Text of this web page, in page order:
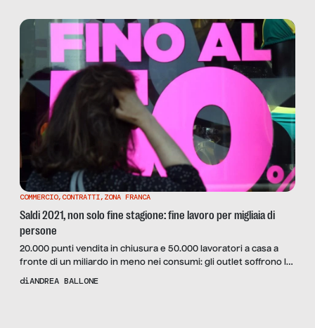
COMMERCIO,CONTRATTI, ZONA FRANCA
Saldi 2021, non solo fine stagione: fine lavoro per migliaia di
persone
20.000 punti vendita in chiusura e 50.000 lavoratori a casa a
fronte di un miliardo in meno nei consumi: gli outlet soffrono la
mancanza dei clienti dalle altre regioni, tra i nuovi DPCM e la
diANDREA BALLONE